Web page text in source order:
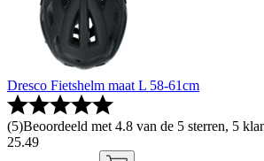
Dresco Fietshelm maat L 58-61cm
(5)Beoordeeld met 4.8 van de 5 sterren, 5
25.49